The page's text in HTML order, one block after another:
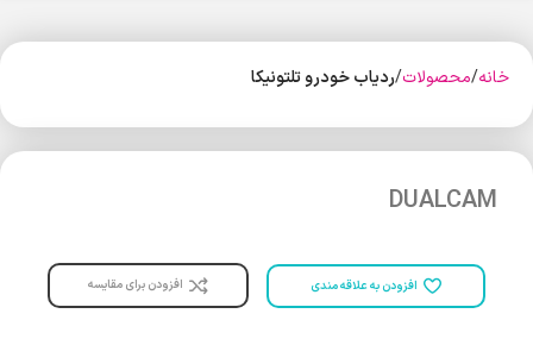
خانه محصولات ردیاب خودرو تلتونیکا
DUALCAM
افزودن به علاقه مندی افزودن برای مقایسه